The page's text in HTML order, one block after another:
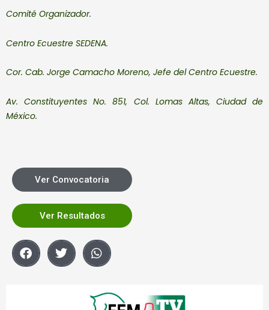
Comité Organizador.
Centro Ecuestre SEDENA.
Cor. Cab. Jorge Camacho Moreno, Jefe del Centro Ecuestre.
Av. Constituyentes No. 851, Col. Lomas Altas, Ciudad de
México.
Ver Convocatoria
Ver Resultados